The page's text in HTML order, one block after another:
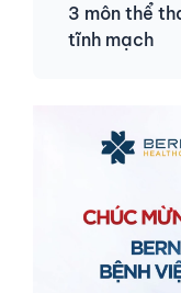
3 môn thể
tĩnh mạch